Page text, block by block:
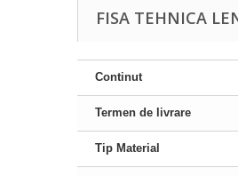
FISA TEHNICA
Continut
Termen de livrare
Tip Material